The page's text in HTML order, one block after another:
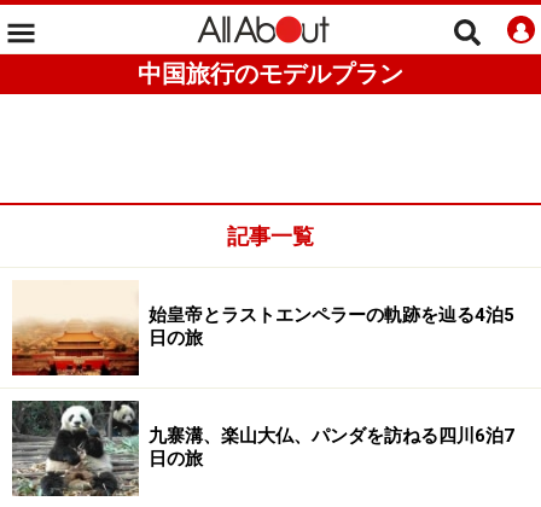
中国旅行のモデルプラン
記事一覧
始皇帝とラストエンペラーの軌跡を辿る4泊5
日の旅
九寨溝、楽山大仏、パンダを訪ねる四川6泊7
日の旅